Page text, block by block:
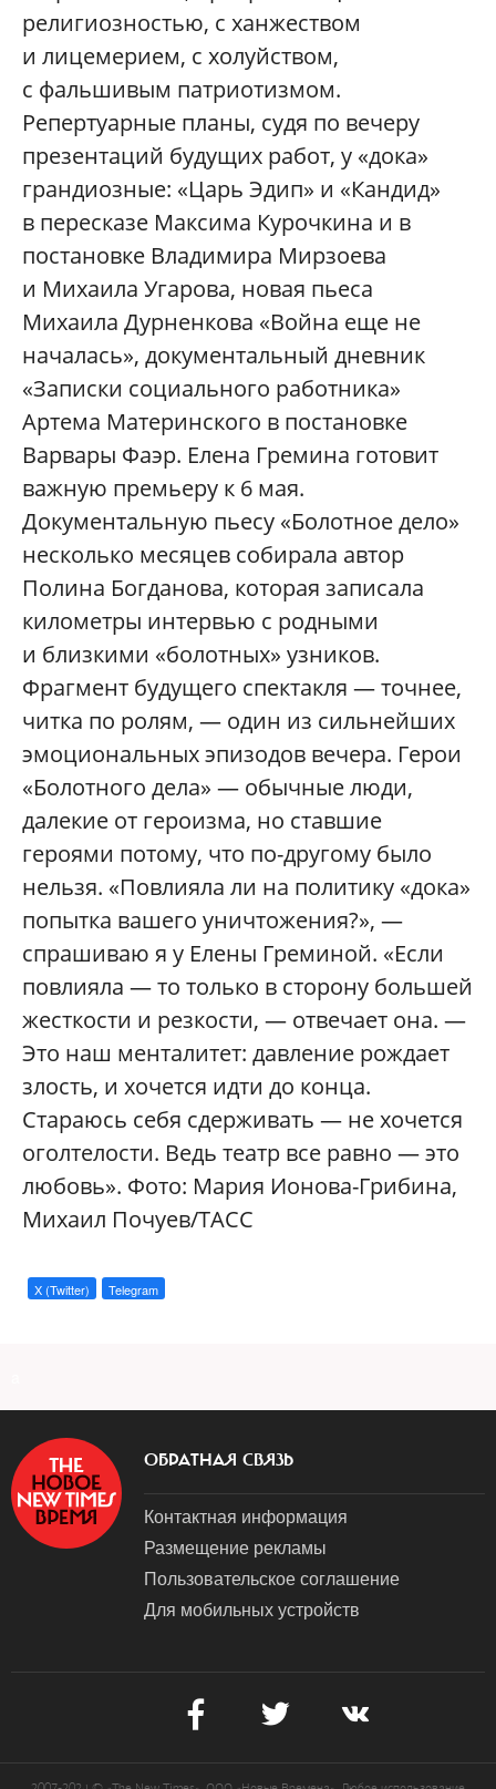
религиозностью, с ханжеством
и лицемерием, с холуйством,
с фальшивым патриотизмом.
Репертуарные планы, судя по вечеру
презентаций будущих работ, у «дока»
грандиозные: «Царь Эдип» и «Кандид»
в пересказе Максима Курочкина и в
постановке Владимира Мирзоева
и Михаила Угарова, новая пьеса
Михаила Дурненкова «Война еще не
началась», документальный дневник
«Записки социального работника»
Артема Материнского в постановке
Варвары Фаэр. Елена Гремина готовит
важную премьеру к 6 мая.
Документальную пьесу «Болотное дело»
несколько месяцев собирала автор
Полина Богданова, которая записала
километры интервью с родными
и близкими «болотных» узников.
Фрагмент будущего спектакля — точнее,
читка по ролям, — один из сильнейших
эмоциональных эпизодов вечера. Герои
«Болотного дела» — обычные люди,
далекие от героизма, но ставшие
героями потому, что по-другому было
нельзя. «Повлияла ли на политику «дока»
попытка вашего уничтожения?», —
спрашиваю я у Елены Греминой. «Если
повлияла — то только в сторону большей
жесткости и резкости, — отвечает она. —
Это наш менталитет: давление рождает
злость, и хочется идти до конца.
Стараюсь себя сдерживать — не хочется
оголтелости. Ведь театр все равно — это
любовь». Фото: Мария Ионова-Грибина,
Михаил Почуев/ТАСС
X (Twitter) Telegram
ОБРАТНАЯ СВЯЗЬ
Контактная информация
Размещение рекламы
Пользовательское соглашение
Для мобильных устройств